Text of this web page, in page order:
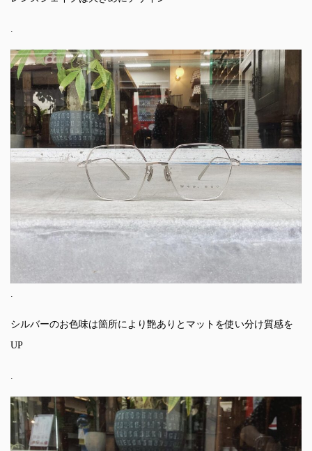
シルバーのお色味は箇所により艶ありとマットを使い分け質感を
UP